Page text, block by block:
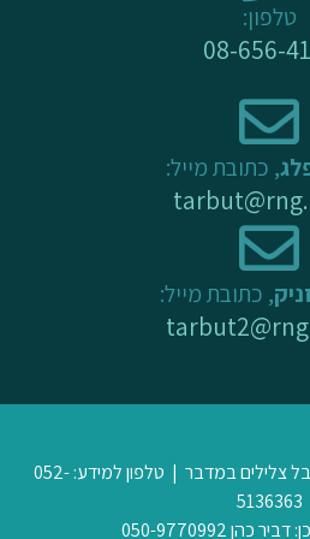
f
טלפון:
08-656-
, כתובת מייל:
, כתובת מייל:
© כל הזכויות שמורות לפסטיבל צלילים במדבר | טלפון למידע: 052-
5136363
050-9770992